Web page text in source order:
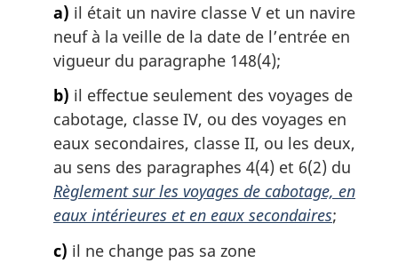
a) il était un navire classe V et un navire
neuf à la veille de la date de l’entrée en
vigueur du paragraphe 148(4);
b) il effectue seulement des voyages de
cabotage, classe IV, ou des voyages en
eaux secondaires, classe II, ou les deux,
au sens des paragraphes 4(4) et 6(2) du
Règlement sur les voyages de cabotage, en
eaux intérieures et en eaux secondaires;
c) il ne change pas sa zone